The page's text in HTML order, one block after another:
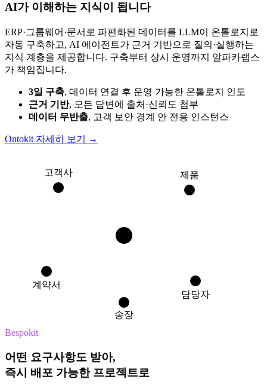
AI가 이해하는 지식이 됩니다
ERP·그룹웨어·문서로 파편화된 데이터를 LLM이 온톨로지로
자동 구축하고, AI 에이전트가 근거 기반으로 질의·실행하는
지식 계층을 제공합니다. 구축부터 상시 운영까지 알파카랩스
가 책임집니다.
3일 구축, 데이터 연결 후 운영 가능한 온톨로지 인도
근거 기반, 모든 답변에 출처·신뢰도 첨부
데이터 무반출, 고객 보안 경계 안 전용 인스턴스
Ontokit 자세히 보기 →
고객사 제품
계약서
담당자
송장
Bespokit
어떤 요구사항도 받아,
즉시 배포 가능한 프로젝트로